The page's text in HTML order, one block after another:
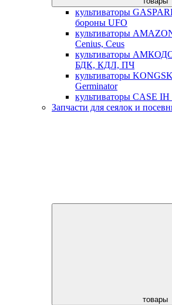
культиваторы
бороны UFO
культиваторы
Cenius, Ceus
культиваторы
БДК, КДЛ, ПЧ
культиваторы
Germinator
культиваторы CASE IH
Запчасти для сеялок и
товары